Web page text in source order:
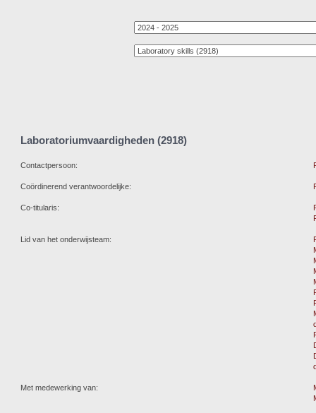
Laboratoriumvaardigheden (2918)
Contactpersoon:
Coördinerend verantwoordelijke:
Co-titularis:
Lid van het onderwijsteam:
Met medewerking van: